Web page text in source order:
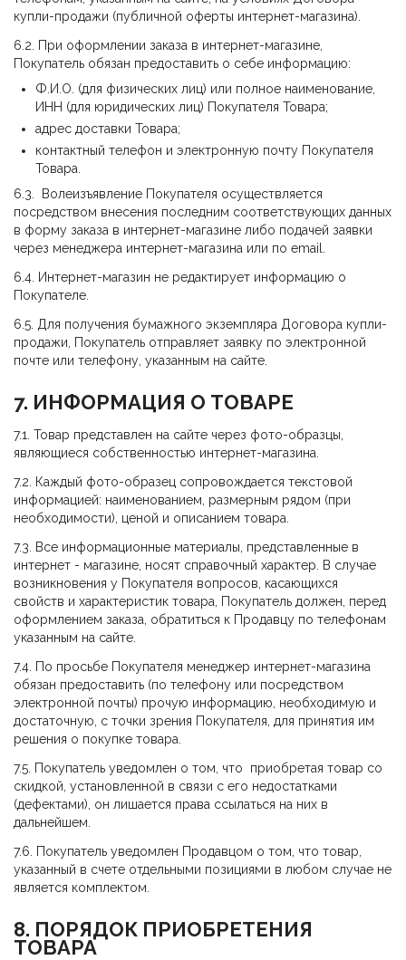
купли-продажи (публичной оферты интернет-магазина).
6.2. При оформлении заказа в интернет-магазине,
Покупатель обязан предоставить о себе информацию:
Ф.И.О. (для физических лиц) или полное наименование,
ИНН (для юридических лиц) Покупателя Товара;
адрес доставки Товара;
контактный телефон и электронную почту Покупателя
Товара.
6.3. Волеизъявление Покупателя осуществляется
посредством внесения последним соответствующих данных
в форму заказа в интернет-магазине либо подачей заявки
через менеджера интернет-магазина или по email.
6.4. Интернет-магазин не редактирует информацию о
Покупателе.
6.5. Для получения бумажного экземпляра Договора купли-
продажи, Покупатель отправляет заявку по электронной
почте или телефону, указанным на сайте.
7. ИНФОРМАЦИЯ О ТОВАРЕ
7.1. Товар представлен на сайте через фото-образцы,
являющиеся собственностью интернет-магазина.
7.2. Каждый фото-образец сопровождается текстовой
информацией: наименованием, размерным рядом (при
необходимости), ценой и описанием товара.
7.3. Все информационные материалы, представленные в
интернет - магазине, носят справочный характер. В случае
возникновения у Покупателя вопросов, касающихся
свойств и характеристик товара, Покупатель должен, перед
оформлением заказа, обратиться к Продавцу по телефонам
указанным на сайте.
7.4. По просьбе Покупателя менеджер интернет-магазина
обязан предоставить (по телефону или посредством
электронной почты) прочую информацию, необходимую и
достаточную, с точки зрения Покупателя, для принятия им
решения о покупке товара.
7.5. Покупатель уведомлен о том, что приобретая товар со
скидкой, установленной в связи с его недостатками
(дефектами), он лишается права ссылаться на них в
дальнейшем.
7.6. Покупатель уведомлен Продавцом о том, что товар,
указанный в счете отдельными позициями в любом случае не
является комплектом.
8. ПОРЯДОК ПРИОБРЕТЕНИЯ
ТОВАРА